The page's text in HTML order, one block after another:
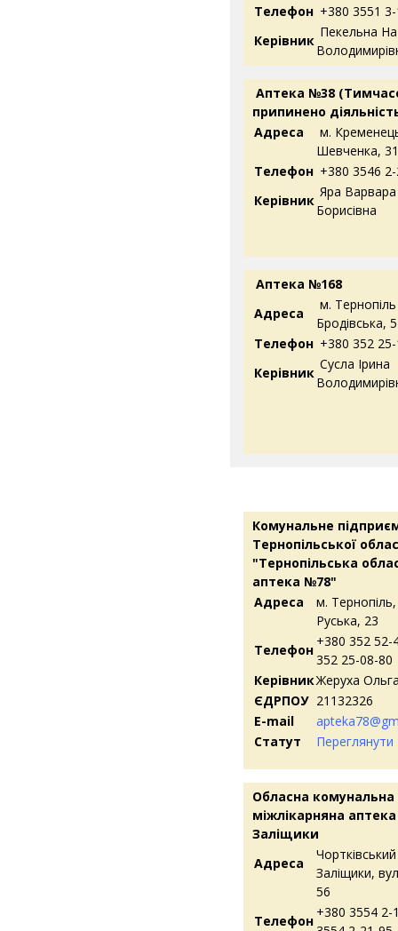
Телефон +380 3551
Керівник
Пекельна
Аптека №38 (
припинено
Адреса
м.
Шевченка, 31
Телефон +380 3546
Керівник
Яра Варвара
Борисівна
Аптека №168
Адреса
м.
Бродівська, 5
Телефон +380 352
Керівник
Сусла Ірина
Комунальне
Тернопільської
"Тернопільська
аптека №78"
Адреса
м.
Руська, 23
Телефон
+380 352 52-
352 25-08-80
КерівникЖеруха
ЄДРПОУ 21132326
E-mail
Статут
Переглянути
Обласна комунальна
міжлікарняна
Заліщики
Адреса
Заліщики,
56
Телефон
+380 3554 2-